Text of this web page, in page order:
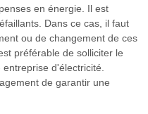
en énergie. Il est
Dans ce cas, il faut
ou de changement de ces
préférable de solliciter le
d'électricité.
de garantir une